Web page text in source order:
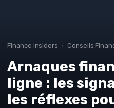
Finance Insiders Conseils
Arnaques
ligne : les
les réflexes